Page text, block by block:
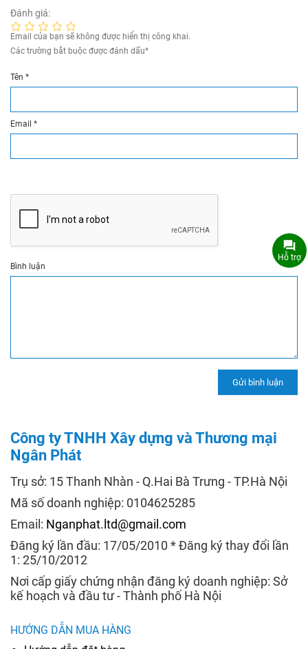
Đánh giá:
Email của bạn sẽ không được hiển thị công khai.
Các trường bắt buộc được đánh dấu*
Tên *
Email *
Bình luận
Công ty TNHH Xây dựng và Thương mại
Ngân Phát
Trụ sở: 15 Thanh Nhàn - Q.Hai Bà Trưng - TP.Hà Nội
Mã số doanh nghiệp: 0104625285
Email: Nganphat.ltd@gmail.com
Đăng ký lần đầu: 17/05/2010 * Đăng ký thay đổi lần
1: 25/10/2012
Nơi cấp giấy chứng nhận đăng ký doanh nghiệp: Sở
kế hoạch và đầu tư - Thành phố Hà Nội
HƯỚNG DẪN MUA HÀNG
Hỗ trợ